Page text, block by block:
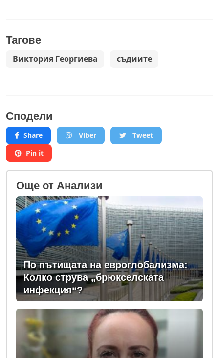
Тагове
Виктория Георгиева съдиите
Сподели
Share Viber
Tweet
Pin it
Oще от Анализи
По пътищата на евроглобализма:
Колко струва „брюкселската
инфекция“?